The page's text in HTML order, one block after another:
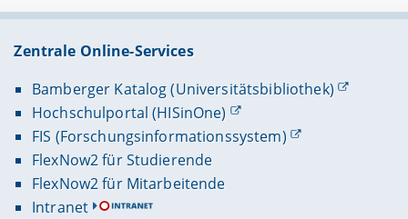
Zentrale Online-Services
Bamberger Katalog (Universitätsbibliothek)
Hochschulportal (HISinOne)
FIS (Forschungsinformationssystem)
FlexNow2 für Studierende
FlexNow2 für Mitarbeitende
Intranet